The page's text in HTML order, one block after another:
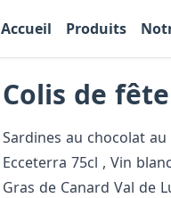
Accueil Produits
Colis de
Sardines au chocolat
Ecceterra 75cl , Vin
Gras de Canard Val de